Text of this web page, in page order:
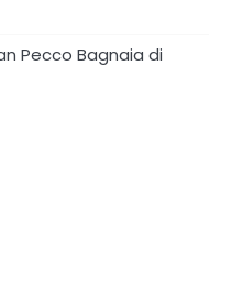
Pecco Bagnaia di